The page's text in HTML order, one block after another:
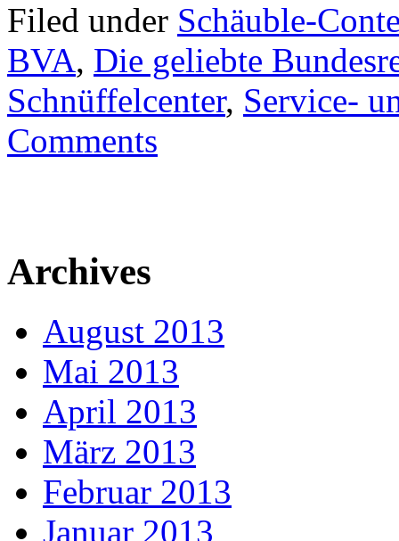
Filed under Schäuble-
BVA, Die geliebte
Schnüffelcenter, Service-
Comments
Archives
August 2013
Mai 2013
April 2013
März 2013
Februar 2013
Januar 2013